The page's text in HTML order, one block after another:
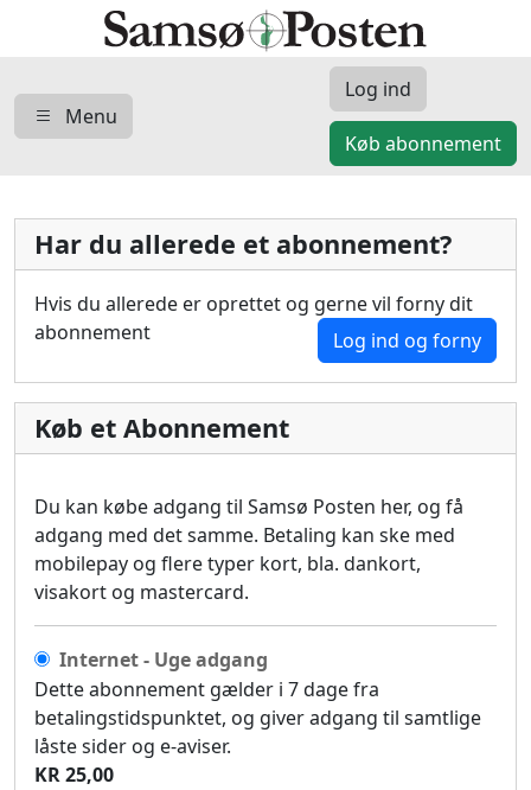
Menu
Log ind
Køb abonnement
Har du allerede et abonnement?
Hvis du allerede er oprettet og gerne vil forny dit
abonnement
Log ind og forny
Køb et Abonnement
Du kan købe adgang til Samsø Posten her, og få
adgang med det samme. Betaling kan ske med
mobilepay og flere typer kort, bla. dankort,
visakort og mastercard.
Internet - Uge adgang
Dette abonnement gælder i 7 dage fra
betalingstidspunktet, og giver adgang til samtlige
låste sider og e-aviser.
KR 25,00